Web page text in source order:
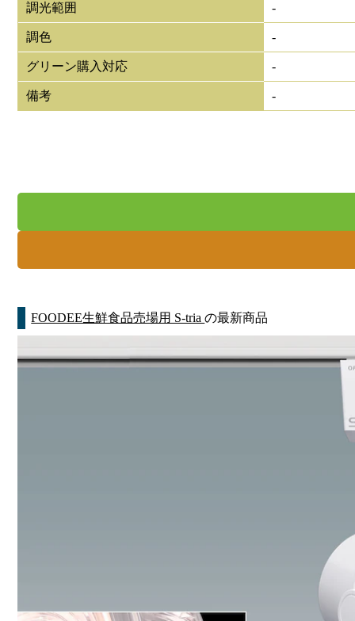
調光範囲 -
調色 -
グリーン購入対応 -
備考 -
FOODEE生鮮食品売場用 S-triaの最新商品